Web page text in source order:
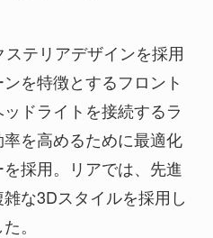
テリアデザインを採用
を特徴とするフロント
ドライトを接続するラ
を高めるために最適化
採用。リアでは、先進
な3Dスタイルを採用し
。